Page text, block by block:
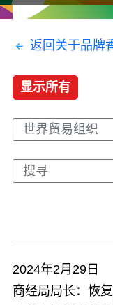
返回关于品牌
显示所有
世界贸易组织
2024年2月29日
商经局局长：恢